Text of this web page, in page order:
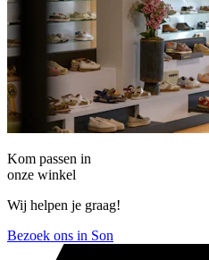
Kom passen in
onze winkel
Wij helpen je graag!
Bezoek ons in Son